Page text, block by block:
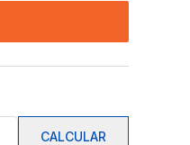
CALCULAR